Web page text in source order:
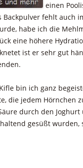
einen
fehlt auch
habe ich die
eine höhere
ist er sehr gut
bin ich ganz
die jedem Hörnchen
durch den
gesüßt